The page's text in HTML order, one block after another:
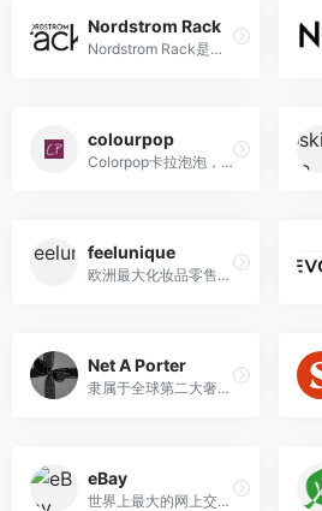
Nordstrom Rack
Nordstrom Rack是美国高档百货Nordstrom的折扣店，经营的产品包括服装、鞋子、饰品、包包、珠宝等
colourpop
Colorpop卡拉泡泡，洛杉矶彩妆品牌，从眼影到唇笔，每一样都不得不叫人惊叹,支持直邮支付宝
feelunique
欧洲最大化妆品零售电商，线上提供超500个品牌两万余种商品,直邮中国
Net A Porter
隶属于全球第二大奢侈品公司Richemont历峰,所售奢侈品牌众多
eBay
世界上最大的网上交易平台。eBay连接了世界各地的买家和卖家，站点遍及全球50多个国家和地区